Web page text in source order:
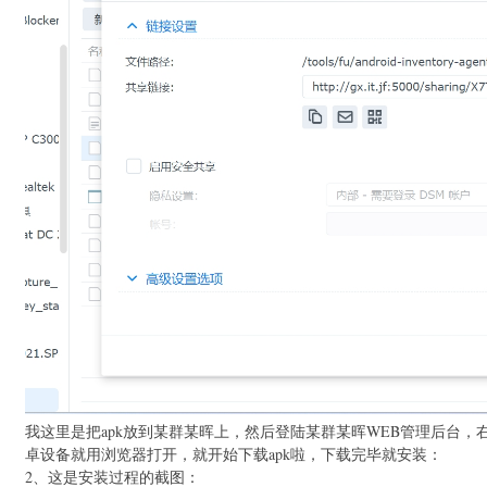
我这里是把apk放到某群某晖上，然后登陆某群某晖WEB管理后台
卓设备就用浏览器打开，就开始下载apk啦，下载完毕就安装：
2、这是安装过程的截图：